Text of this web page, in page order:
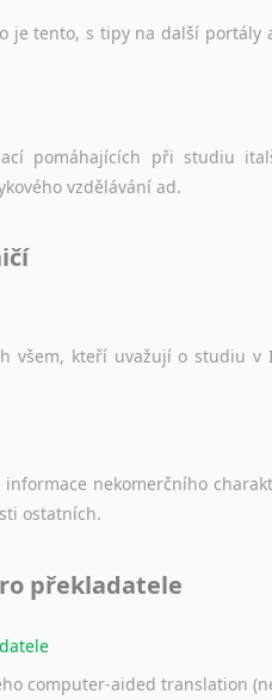
je tento, s tipy na další portály
pomáhajících při studiu
vzdělávání ad.
všem, kteří uvažují o studiu v
informace nekomerčního
ostatních.
překladatele
computer-aided translation